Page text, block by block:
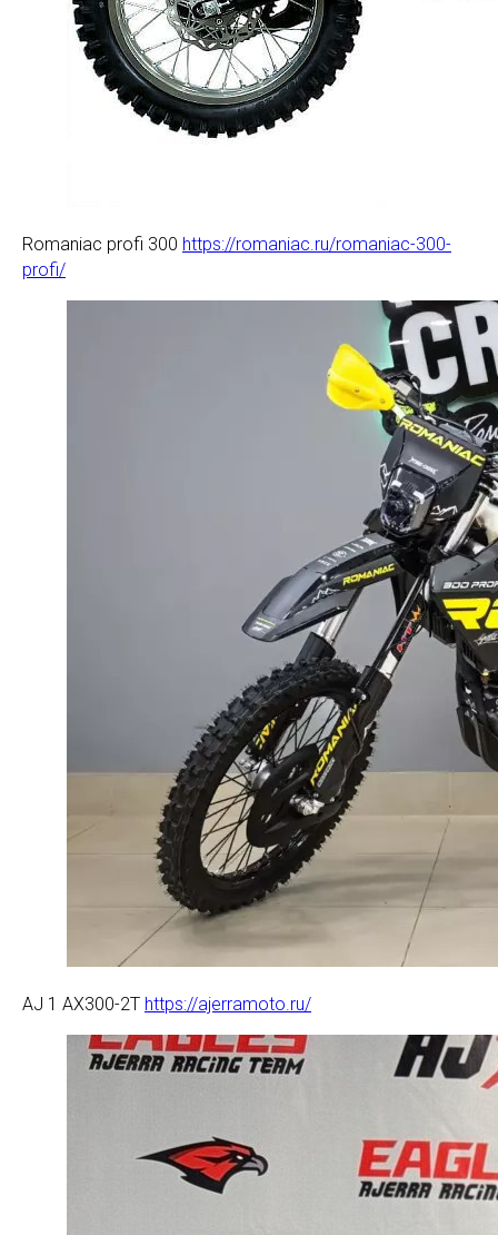
Romaniac profi 300 https://romaniac.ru/romaniac-300-
profi/
AJ 1 AX300-2T https://ajerramoto.ru/